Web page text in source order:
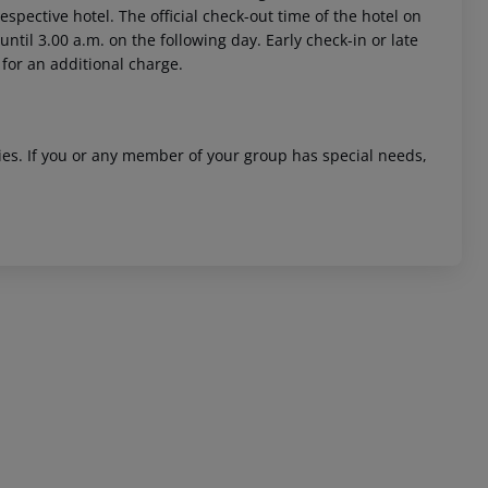
hotel. The official check-out time of the hotel on
3.00 a.m. on the following day. Early check-in or late
an additional charge.
If you or any member of your group has special needs,